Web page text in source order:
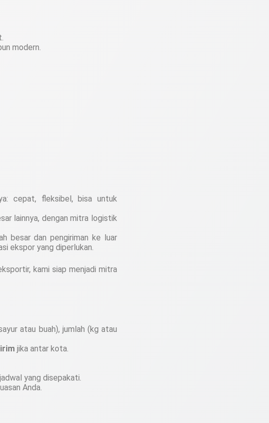
modern.
cepat, fleksibel, bisa untuk
lainnya, dengan mitra logistik
besar dan pengiriman ke luar
ekspor yang diperlukan.
kami siap menjadi mitra
atau buah), jumlah (kg atau
jika antar kota.
yang disepakati.
Anda.